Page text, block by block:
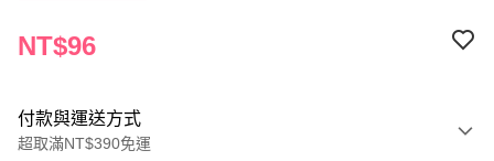
NT$96
付款與運送方式
超取滿NT$390免運